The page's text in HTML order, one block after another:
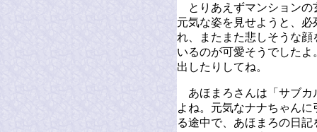
とりあえずマンションの
元気な姿を見せようと、
れ、またまた悲しそうな
いるのが可愛そうでした
出したりしてね。
あほまろさんは「サブカ
よね。元気なナナちゃん
る途中で、あほまろの日